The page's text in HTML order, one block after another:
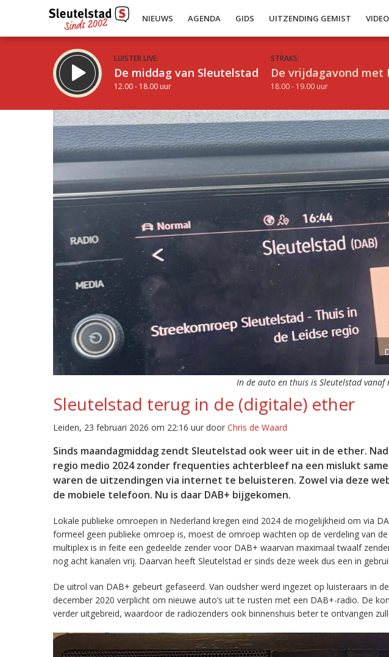
NIEUWS AGENDA GIDS UITZENDING GEMIST
LUISTER LIVE:
De middag van Sleutelstad
12.00 - 18.00 uur
STRAKS:
De vrijdagavond met
18.00 - 19.00 uur
In de auto en thuis is Sleutelstad vanaf
Sleutelstad terug in de (digitale) ether
Leiden, 23 februari 2026 om 22:16 uur door Chris de Waard
Sinds maandagmiddag zendt Sleutelstad ook weer uit in de ether.
regio medio 2024 zonder frequenties achterbleef na een mislukt
waren de uitzendingen via internet te beluisteren. Zowel via deze
de mobiele telefoon. Nu is daar DAB+ bijgekomen.
Lokale publieke omroepen in Nederland kregen eind 2024 de mogelijkheid om via
formeel geen publieke omroep is, moest de omroep wachten op de verdeling van
multiplex is in feite een gedeelde zender voor DAB+ waarvan maximaal twaalf
nog acht kanalen vrij. Daarvan heeft Sleutelstad er sinds deze week dus een in
De uitrol van DAB+ gebeurt gefaseerd. Van oudsher werd ingezet op luisteraars in
december 2020 verplicht om nieuwe auto’s uit te rusten met een DAB+-radio. De
verder uitgebreid, waardoor de radiozenders ook binnenshuis beter te ontvangen